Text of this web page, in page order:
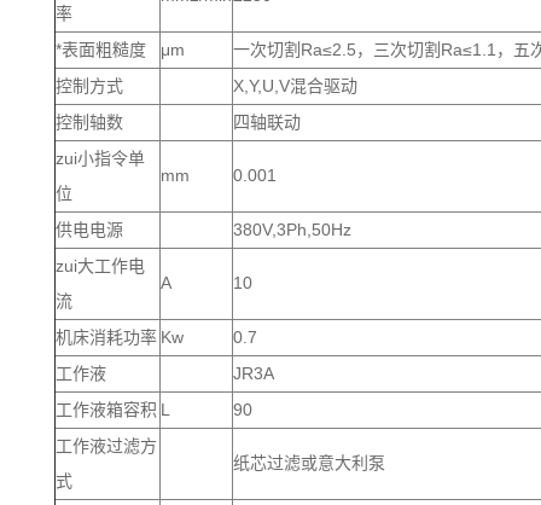
率
*表面粗糙度 μm
一次切割Ra≤2.5，三次切割Ra≤1.1，五
控制方式
X,Y,U,V混合驱动
控制轴数
四轴联动
zui小指令单
位
mm 0.001
供电电源
380V,3Ph,50Hz
zui大工作电
流
A 10
机床消耗功率 Kw
0.7
工作液
JR3A
工作液箱容积 L
90
工作液过滤方
式
纸芯过滤或意大利泵